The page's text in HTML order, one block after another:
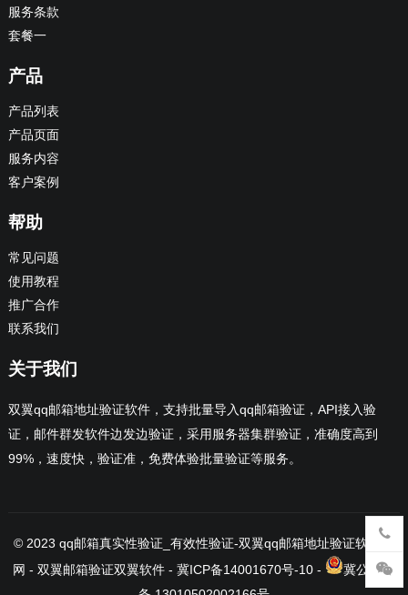
服务条款
套餐一
产品
产品列表
产品页面
服务内容
客户案例
帮助
常见问题
使用教程
推广合作
联系我们
关于我们
双翼qq邮箱地址验证软件，支持批量导入qq邮箱验证，API接入验
证，邮件群发软件边发边验证，采用服务器集群验证，准确度高到
99%，速度快，验证准，免费体验批量验证等服务。
© 2023qq邮箱真实性验证_有效性验证-双翼qq邮箱地址验证软件官
网 - 双翼邮箱验证双翼软件 -冀ICP备14001670号-10 -
冀公网安